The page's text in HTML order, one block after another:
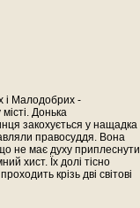
і Малодобрих -
Донька
закохується у нащадка
правосуддя. Вона
що не має духу приплеснути
хист. Їх долі тісно
крізь дві світові